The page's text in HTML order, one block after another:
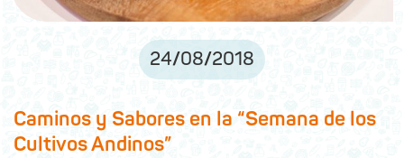
24/08/2018
Caminos y Sabores en la “Semana de los
Cultivos Andinos”